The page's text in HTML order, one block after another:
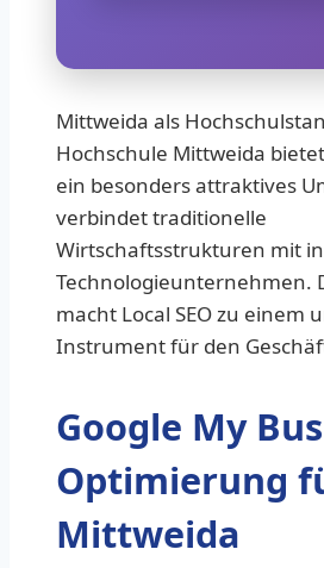
Mittweida als
Hochschule Mittweida
ein besonders attraktives
verbindet traditionelle
Wirtschaftsstrukturen mit
Technologieunternehmen.
macht Local SEO zu einem
Instrument für den
Google My
Optimierung
Mittweida